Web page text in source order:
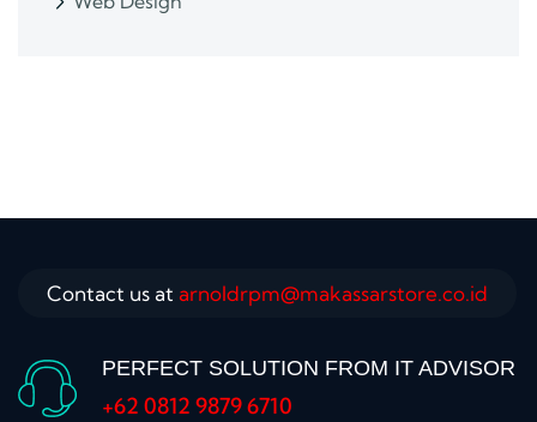
Contact us at arnoldrpm@makassarstore.co.id
PERFECT SOLUTION FROM IT ADVISOR
+62 0812 9879 6710